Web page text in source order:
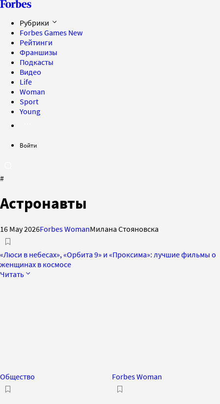
Рубрики
Forbes Games New
Рейтинги
Франшизы
Подкасты
Видео
Life
Woman
Sport
Young
Войти
#
Астронавты
16 May 2026Forbes WomanМилана Стояновска
«Люси в небесах», «Орбита 9» и «Проксима»: лучшие фильмы о
женщинах в космосе
Читать
Общество Forbes Woman